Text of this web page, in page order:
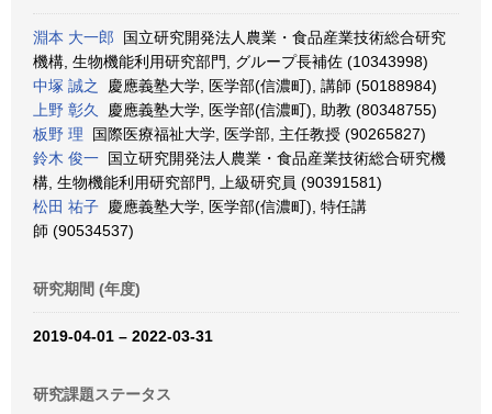
淵本 大一郎 国立研究開発法人農業・食品産業技術総合研究
機構, 生物機能利用研究部門, グループ長補佐 (10343998)
中塚 誠之
慶應義塾大学, 医学部(信濃町), 講師 (50188984)
上野 彰久
慶應義塾大学, 医学部(信濃町), 助教 (80348755)
板野 理 国際医療福祉大学, 医学部, 主任教授 (90265827)
鈴木 俊一 国立研究開発法人農業・食品産業技術総合研究機
構, 生物機能利用研究部門, 上級研究員 (90391581)
松田 祐子 慶應義塾大学, 医学部(信濃町), 特任講
師 (90534537)
研究期間 (年度)
2019-04-01 – 2022-03-31
研究課題ステータス